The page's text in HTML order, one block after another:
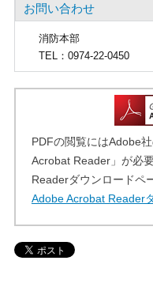
お問い合わせ
消防本部
TEL
：0974-22-0450
PDFの閲覧にはAdobe
Acrobat Reader」が必
Readerダウンロードペ
Adobe Acrobat Reader